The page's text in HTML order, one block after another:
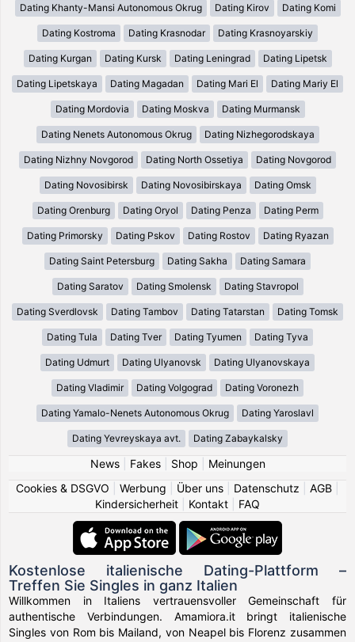
Dating Khanty-Mansi Autonomous Okrug Dating Kirov Dating Komi
Dating Kostroma Dating Krasnodar Dating Krasnoyarskiy
Dating Kurgan Dating Kursk Dating Leningrad Dating Lipetsk
Dating Lipetskaya Dating Magadan Dating Mari El Dating Mariy El
Dating Mordovia Dating Moskva Dating Murmansk
Dating Nenets Autonomous Okrug Dating Nizhegorodskaya
Dating Nizhny Novgorod Dating North Ossetiya Dating Novgorod
Dating Novosibirsk Dating Novosibirskaya Dating Omsk
Dating Orenburg Dating Oryol Dating Penza Dating Perm
Dating Primorsky Dating Pskov Dating Rostov Dating Ryazan
Dating Saint Petersburg Dating Sakha Dating Samara
Dating Saratov Dating Smolensk Dating Stavropol
Dating Sverdlovsk Dating Tambov Dating Tatarstan Dating Tomsk
Dating Tula Dating Tver Dating Tyumen Dating Tyva
Dating Udmurt Dating Ulyanovsk Dating Ulyanovskaya
Dating Vladimir Dating Volgograd Dating Voronezh
Dating Yamalo-Nenets Autonomous Okrug Dating Yaroslavl
Dating Yevreyskaya avt. Dating Zabaykalsky
News| Fakes| Shop
Meinungen
Cookies & DSGVO
Werbung Über uns Datenschutz AGB
Kindersicherheit
Kontakt FAQ
Kostenlose italienische Dating-Plattform –
Treffen Sie Singles in ganz Italien
Willkommen in Italiens vertrauensvoller Gemeinschaft für
authentische Verbindungen. Amamiora.it bringt italienische
Singles von Rom bis Mailand, von Neapel bis Florenz zusammen